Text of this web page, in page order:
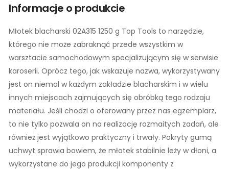
Informacje o produkcie
Młotek blacharski 02A315 1250 g Top Tools to narzędzie,
którego nie może zabraknąć przede wszystkim w
warsztacie samochodowym specjalizującym się w serwisie
karoserii. Oprócz tego, jak wskazuje nazwa, wykorzystywany
jest on niemal w każdym zakładzie blacharskim i w wielu
innych miejscach zajmujących się obróbką tego rodzaju
materiału. Jeśli chodzi o oferowany przez nas egzemplarz,
to nie tylko pozwala on na realizację rozmaitych zadań, ale
również jest wyjątkowo praktyczny i trwały. Pokryty gumą
uchwyt sprawia bowiem, że młotek stabilnie leży w dłoni, a
wykorzystane do jego produkcji komponenty z